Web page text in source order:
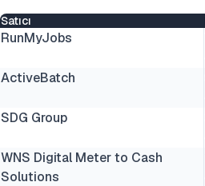
Satıcı
RunMyJobs
ActiveBatch
SDG Group
WNS Digital Meter to Cash
Solutions